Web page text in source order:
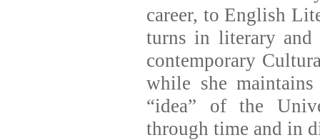
career, to English
turns in literary and
contemporary
while she
“idea” of the
through time and in